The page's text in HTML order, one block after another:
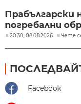
Прабългарски
погребални
20:30, 08.08.2026 Чете
Facebook